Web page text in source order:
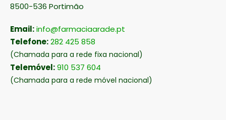
8500-536 Portimão
Email:info@farmaciaarade.pt
Telefone:282 425 858
(Chamada para a rede fixa nacional)
Telemóvel:910 537 604
(Chamada para a rede móvel nacional)